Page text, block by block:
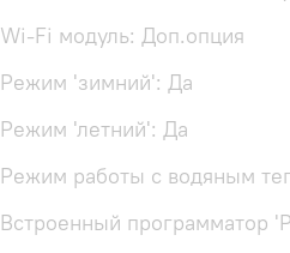
Wi-Fi модуль: Доп.опция
Режим 'зимний': Да
Режим 'летний': Да
Режим работы с водяным
Встроенный программатор